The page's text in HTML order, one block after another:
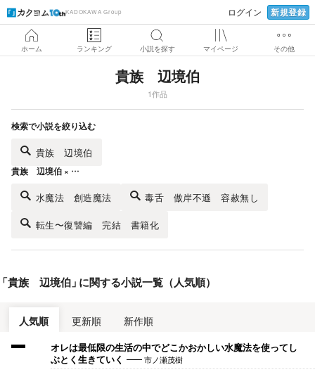
KADOKAWA Group ログイン 新規登録
ホーム ランキング 小説を探す マイページ その他
貴族 辺境伯
1作品
検索で小説を絞り込む
貴族 辺境伯
貴族 辺境伯 × …
水魔法 創造魔法 毒舌 傲岸不遜 容赦無し
転生〜復讐編 完結 書籍化
貴族 辺境伯 」に関する小説一覧（人気順）
人気順 更新順 新作順
オレは最低限の生活の中でどこかおかしい水魔法を使ってし
ぶとく生きていく
市ノ瀬茂樹